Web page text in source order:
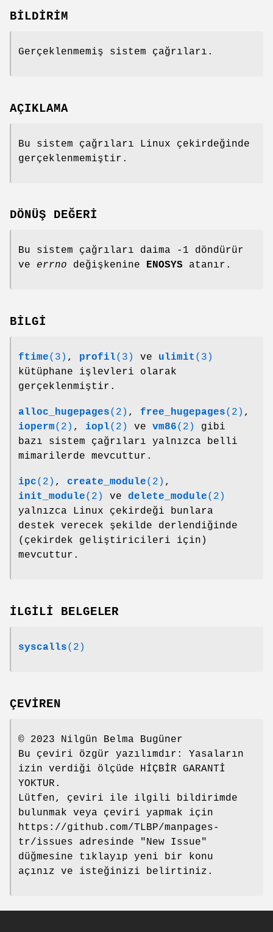
BİLDİRİM
Gerçeklenmemiş sistem çağrıları.
AÇIKLAMA
Bu sistem çağrıları Linux çekirdeğinde
gerçeklenmemiştir.
DÖNÜŞ DEĞERİ
Bu sistem çağrıları daima -1 döndürür
ve errno değişkenine ENOSYS atanır.
BİLGİ
ftime(3) , profil(3) ve ulimit (3)
kütüphane işlevleri olarak
gerçeklenmiştir.
alloc_hugepages(2) , free_hugepages(2) ,
ioperm(2) , iopl(2) ve vm86(2)
gibi
bazı sistem çağrıları yalnızca belli
mimarilerde mevcuttur.
ipc(2) , create_module(2) ,
init_module(2) ve delete_module(2)
yalnızca Linux çekirdeği bunlara
destek verecek şekilde derlendiğinde
(çekirdek geliştiricileri için)
mevcuttur.
İLGİLİ BELGELER
syscalls(2)
ÇEVİREN
© 2023 Nilgün Belma Bugüner
Bu çeviri özgür yazılımdır: Yasaların
izin verdiği ölçüde HİÇBİR GARANTİ
YOKTUR.
Lütfen, çeviri ile ilgili bildirimde
bulunmak veya çeviri yapmak için
https://github.com/TLBP/manpages-
tr/issues adresinde "New Issue"
düğmesine tıklayıp yeni bir konu
açınız ve isteğinizi belirtiniz.